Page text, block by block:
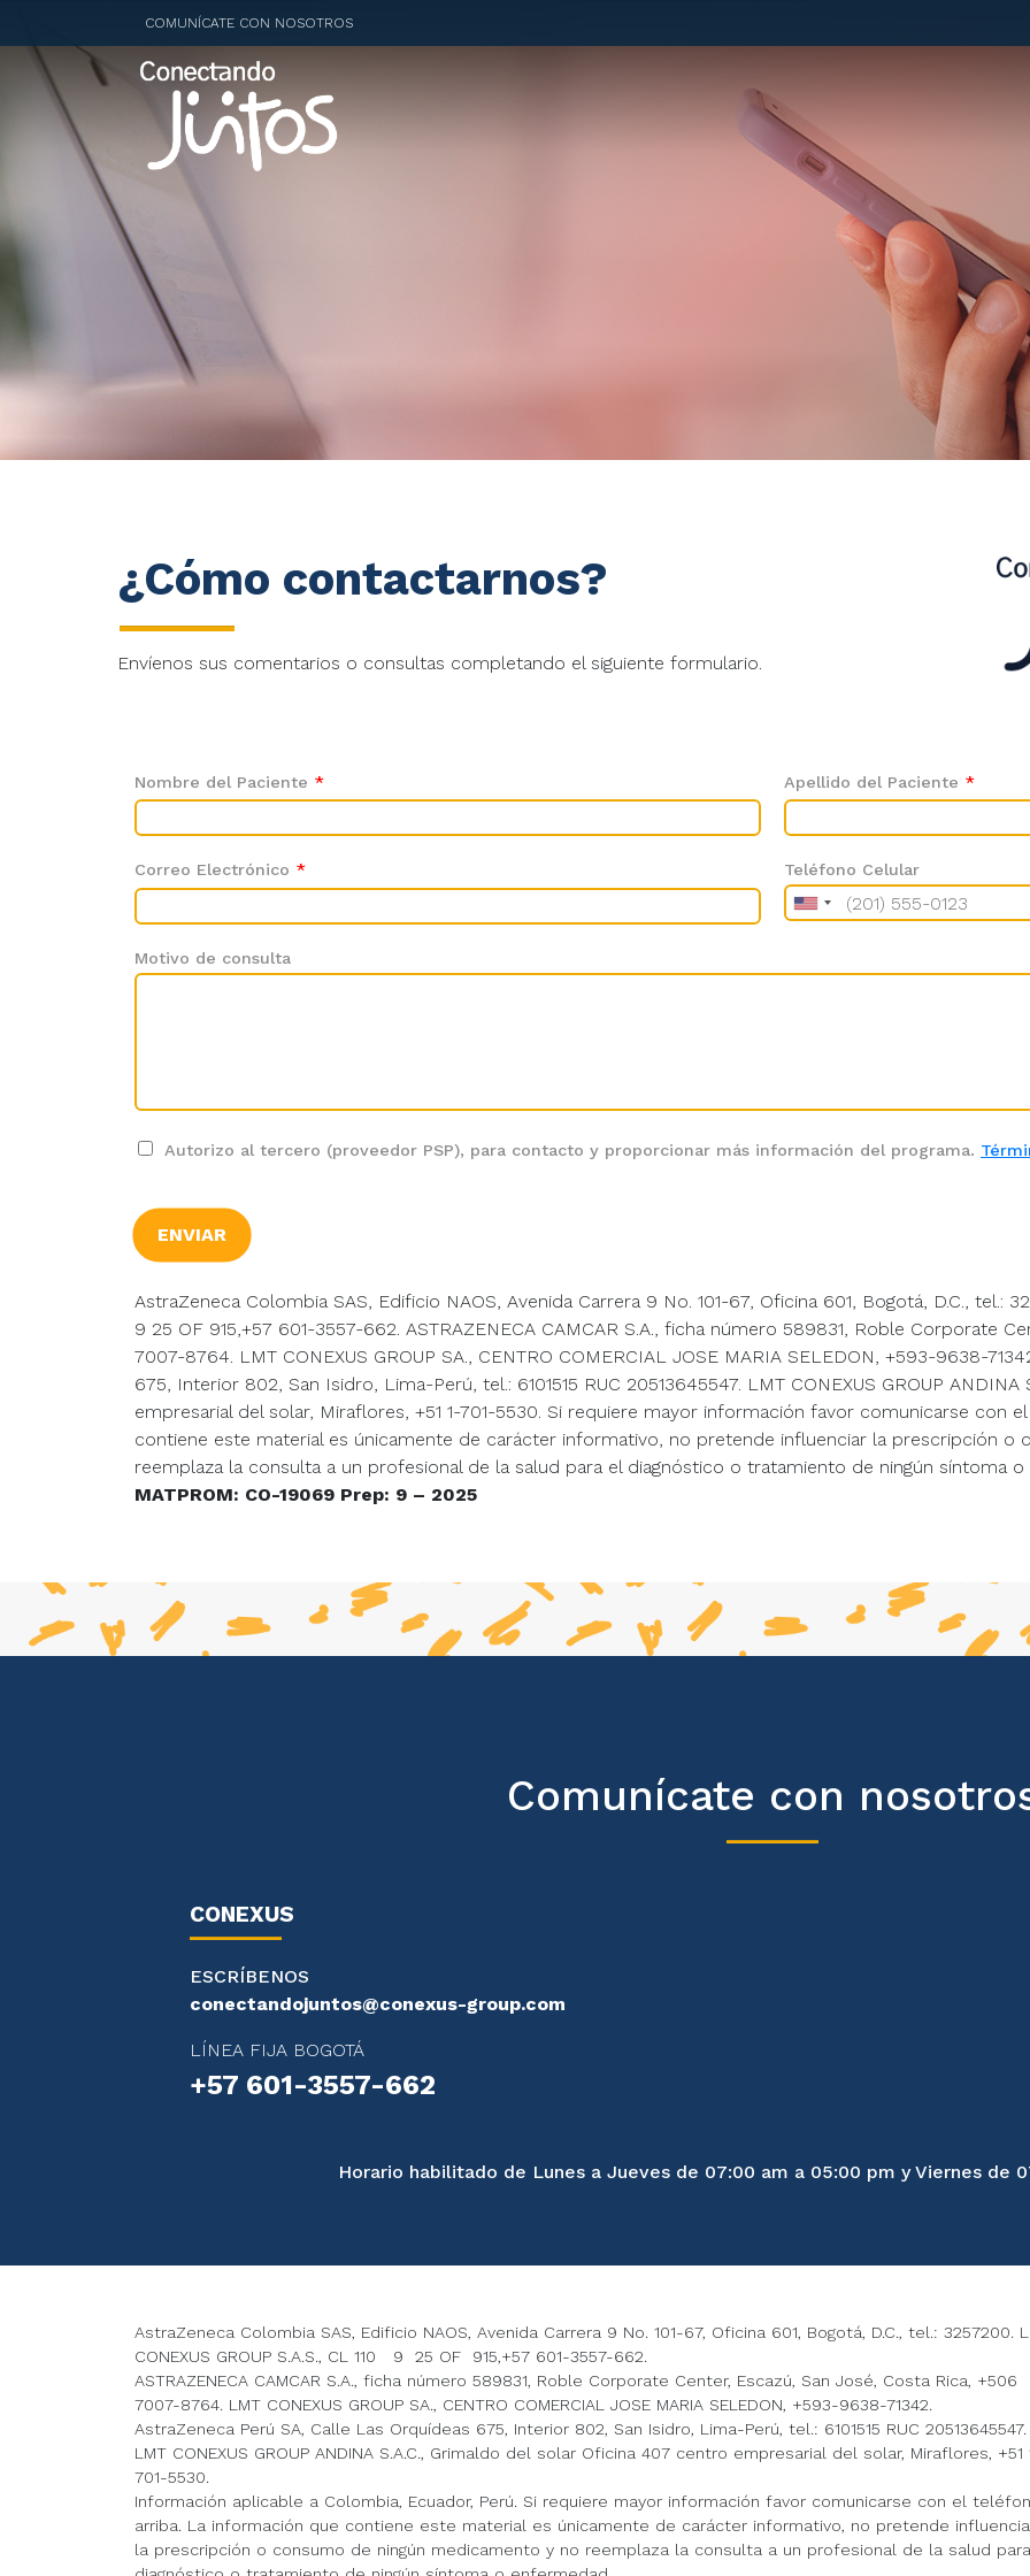
COMUNÍCATE CON NOSOTROS
¿Cómo contactarnos?
Envíenos sus comentarios o consultas completando el siguiente formulario.
Nombre del Paciente * Apellido del Paciente *
Correo Electrónico * Teléfono Celular
Motivo de consulta
Autorizo al tercero (proveedor PSP), para contacto y proporcionar más información del programa.
ENVIAR
AstraZeneca Colombia SAS, Edificio NAOS, Avenida Carrera 9 No. 101-67, Oficina 601, Bogotá, D.C., tel.:
9 25 OF 915,+57 601-3557-662. ASTRAZENECA CAMCAR S.A., ficha número 589831, Roble Corporate
7007-8764. LMT CONEXUS GROUP SA., CENTRO COMERCIAL JOSE MARIA SELEDON, +593-9638-
675, Interior 802, San Isidro, Lima-Perú, tel.: 6101515 RUC 20513645547. LMT CONEXUS GROUP
empresarial del solar, Miraflores, +51 1-701-5530. Si requiere mayor información favor comunicarse con
contiene este material es únicamente de carácter informativo, no pretende influenciar la prescripción o
reemplaza la consulta a un profesional de la salud para el diagnóstico o tratamiento de ningún síntoma
MATPROM: CO-19069 Prep: 9 – 2025
Comunícate con
CONEXUS
ESCRÍBENOS
conectandojuntos@conexus-group.com
LÍNEA FIJA BOGOTÁ
+57 601-3557-662
Horario habilitado de Lunes a Jueves de 07:00 am a 05:00 pm y Viernes de
AstraZeneca Colombia SAS, Edificio NAOS, Avenida Carrera 9 No. 101-67, Oficina 601, Bogotá, D.C., tel.: 3257200.
CONEXUS GROUP S.A.S., CL 110 9 25 OF 915,+57 601-3557-662.
ASTRAZENECA CAMCAR S.A., ficha número 589831, Roble Corporate Center, Escazú, San José, Costa Rica, +506
7007-8764. LMT CONEXUS GROUP SA., CENTRO COMERCIAL JOSE MARIA SELEDON, +593-9638-71342.
AstraZeneca Perú SA, Calle Las Orquídeas 675, Interior 802, San Isidro, Lima-Perú, tel.: 6101515 RUC 20513645547.
LMT CONEXUS GROUP ANDINA S.A.C., Grimaldo del solar Oficina 407 centro empresarial del solar, Miraflores, +51
701-5530.
Información aplicable a Colombia, Ecuador, Perú. Si requiere mayor información favor comunicarse con el
arriba. La información que contiene este material es únicamente de carácter informativo, no pretende
la prescripción o consumo de ningún medicamento y no reemplaza la consulta a un profesional de la salud